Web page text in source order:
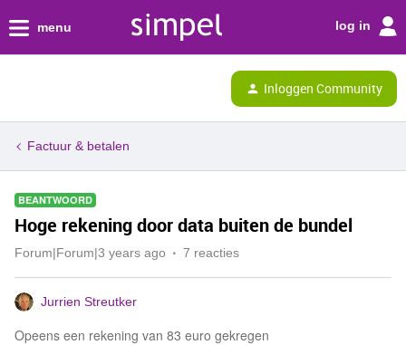
menu log in
Inloggen Community
Factuur & betalen
BEANTWOORD
Hoge rekening door data buiten de bundel
Forum|Forum|3 years ago 7 reacties
Jurrien Streutker
Opeens een rekening van 83 euro gekregen